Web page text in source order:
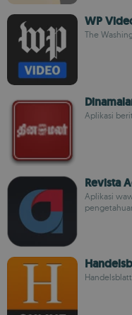
WP
The
Aplikasi
Revista
Aplikasi